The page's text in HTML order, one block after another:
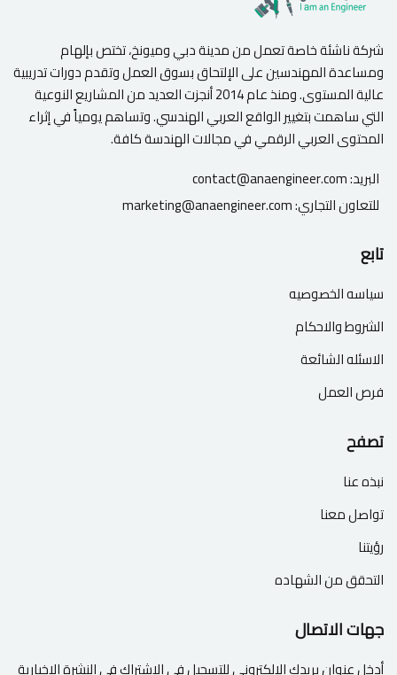
شركة ناشئة خاصة تعمل من مدينة دبي وميونخ، تختص بإلهام
ومساعدة المهندسين على الإلتحاق بسوق العمل وتقدم دورات تدريبية
عالية المستوى. ومنذ عام 2014 أنجزت العديد من المشاريع النوعية
التي ساهمت بتغيير الواقع العربي الهندسي. وتساهم يومياً في إثراء
المحتوى العربي الرقمي في مجالات الهندسة كافة.
البريد:contact@anaengineer.com
للتعاون التجاري:marketing@anaengineer.com
تابع
سياسه الخصوصيه
الشروط والاحكام
الاسئله الشائعة
فرص العمل
تصفح
نبذه عنا
تواصل معنا
رؤيتنا
التحقق من الشهاده
جهات الاتصال
أدخل عنوان بريدك الإلكتروني للتسجيل في الاشتراك في النشرة الإخبارية